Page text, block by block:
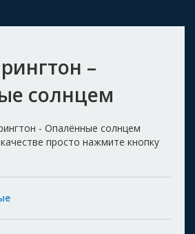
–
солнцем
- Опалённые солнцем
просто нажмите кнопку